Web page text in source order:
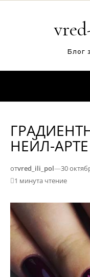
Блог
НЕЙЛ-АРТЕ
отvred_ili_pol—30
1 минута чтение